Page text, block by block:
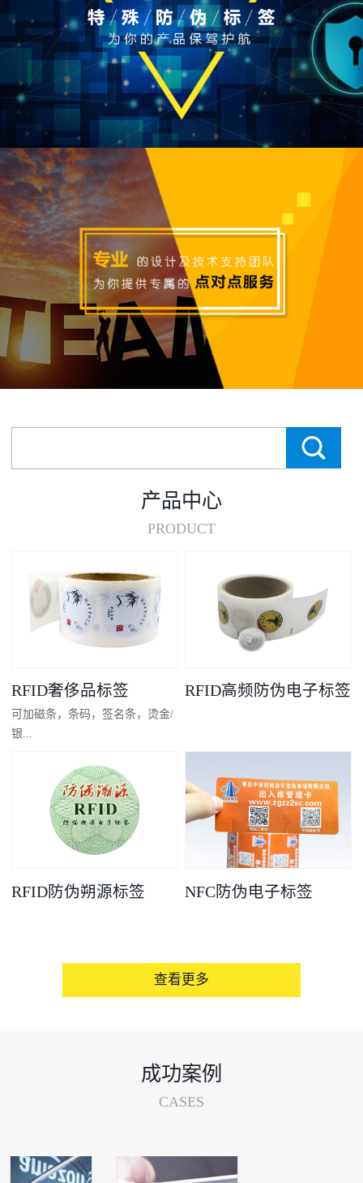
产品中心
PRODUCT
RFID奢侈品标签
可加磁条，条码，签名条，烫金/
银...
凸码，金/银底
RFID高频防伪电子标签
RFID防伪朔源标签 NFC防伪电子标签
查看更多
成功案例
CASES